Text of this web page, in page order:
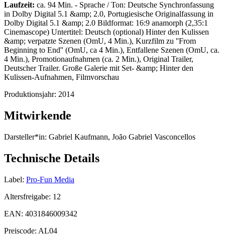
Laufzeit: ca. 94 Min. - Sprache / Ton: Deutsche Synchronfassung
in Dolby Digital 5.1 &amp; 2.0, Portugiesische Originalfassung in
Dolby Digital 5.1 &amp; 2.0 Bildformat: 16:9 anamorph (2,35:1
Cinemascope) Untertitel: Deutsch (optional) Hinter den Kulissen
&amp; verpatzte Szenen (OmU, 4 Min.), Kurzfilm zu ''From
Beginning to End'' (OmU, ca 4 Min.), Entfallene Szenen (OmU, ca.
4 Min.), Promotionaufnahmen (ca. 2 Min.), Original Trailer,
Deutscher Trailer. Große Galerie mit Set- &amp; Hinter den
Kulissen-Aufnahmen, Filmvorschau
Produktionsjahr: 2014
Mitwirkende
Darsteller*in: Gabriel Kaufmann, João Gabriel Vasconcellos
Technische Details
Label: Pro-Fun Media
Altersfreigabe: 12
EAN: 4031846009342
Preiscode: AL04